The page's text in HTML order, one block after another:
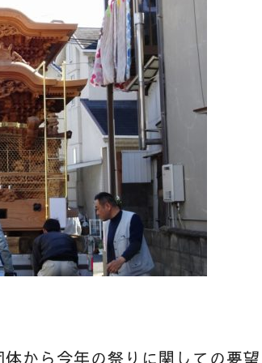
体から今年の祭りに関しての要